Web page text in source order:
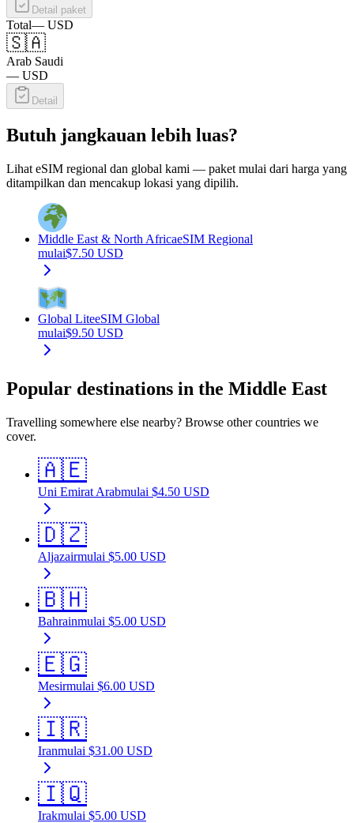
Detail paket
Total— USD
🇸🇦
Arab Saudi
— USD
Detail
Butuh jangkauan lebih luas?
Lihat eSIM regional dan global kami — paket mulai dari harga yang
ditampilkan dan mencakup lokasi yang dipilih.
Middle East & North AfricaeSIM Regional
mulai$7.50 USD
Global LiteeSIM Global
mulai$9.50 USD
Popular destinations in the Middle East
Travelling somewhere else nearby? Browse other countries we
cover.
🇦🇪
Uni Emirat Arabmulai $4.50 USD
🇩🇿
Aljazairmulai $5.00 USD
🇧🇭
Bahrainmulai $5.00 USD
🇪🇬
Mesirmulai $6.00 USD
🇮🇷
Iranmulai $31.00 USD
🇮🇶
Irakmulai $5.00 USD